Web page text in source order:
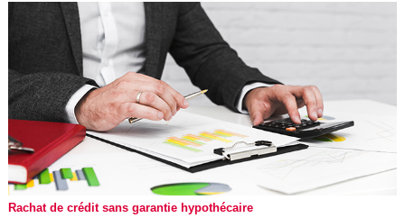
Rachat de crédit sans garantie hypothécaire